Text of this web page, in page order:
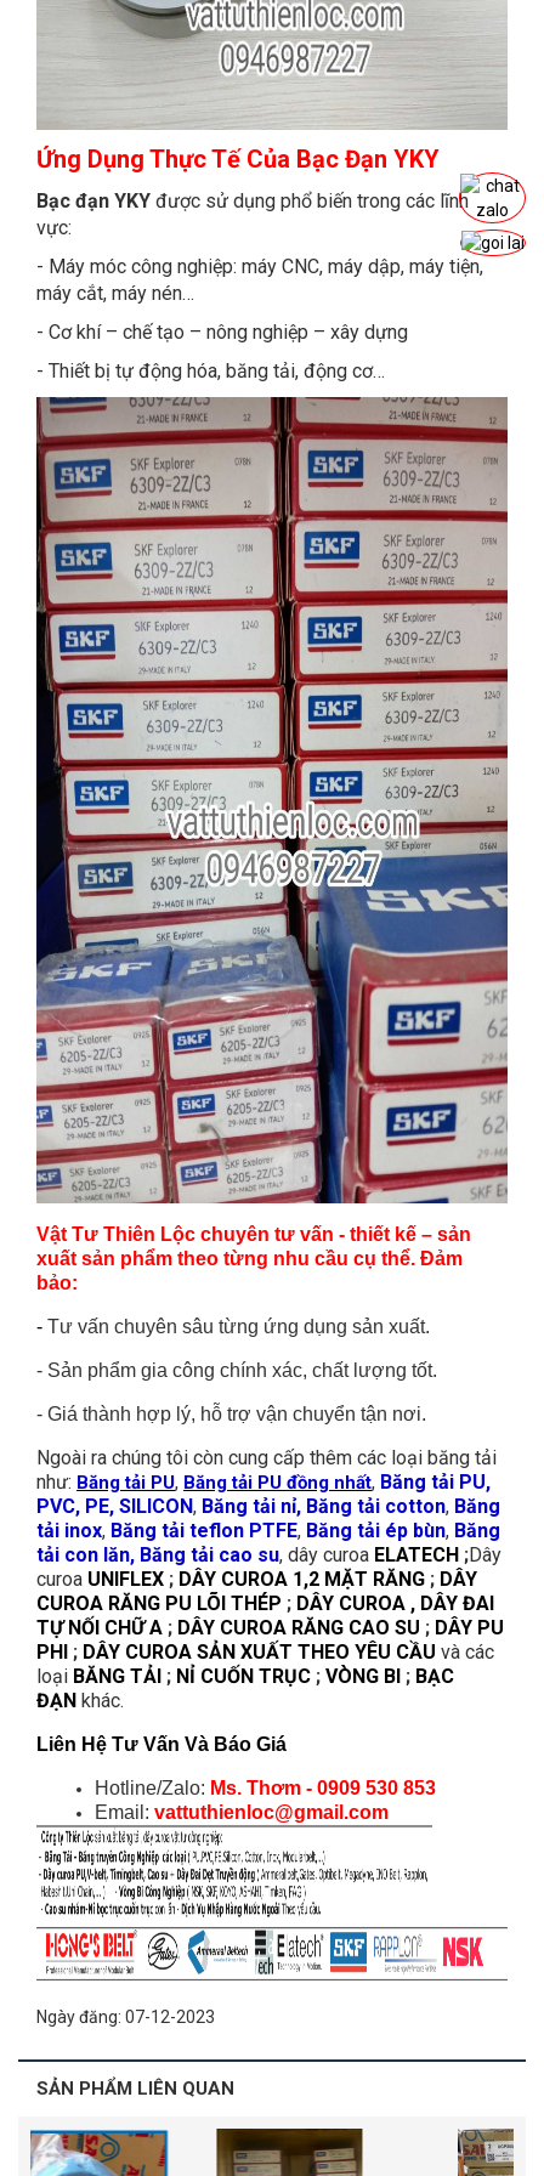
Ứng Dụng Thực Tế Của Bạc Đạn YKY
Bạc đạn YKY được sử dụng phổ biến trong các lĩnh
vực:
- Máy móc công nghiệp: máy CNC, máy dập, máy tiện,
máy cắt, máy nén…
- Cơ khí – chế tạo – nông nghiệp – xây dựng
- Thiết bị tự động hóa, băng tải, động cơ…
Vật Tư Thiên Lộc chuyên tư vấn - thiết kế – sản
xuất sản phẩm theo từng nhu cầu cụ thể. Đảm
bảo:
- Tư vấn chuyên sâu từng ứng dụng sản xuất.
- Sản phẩm gia công chính xác, chất lượng tốt.
- Giá thành hợp lý, hỗ trợ vận chuyển tận nơi.
Ngoài ra chúng tôi còn cung cấp thêm các loại băng tải
như: Băng tải PU, Băng tải PU đồng nhất, Băng tải PU,
PVC, PE, SILICON, Băng tải nỉ, Băng tải cotton, Băng
tải inox, Băng tải teflon PTFE, Băng tải ép bùn, Băng
tải con lăn, Băng tải cao su, dây curoa ELATECH ;Dây
curoa UNIFLEX ; DÂY CUROA 1,2 MẶT RĂNG ; DÂY
CUROA RĂNG PU LÕI THÉP ; DÂY CUROA , DÂY ĐAI
TỰ NỐI CHỮ A ; DÂY CUROA RĂNG CAO SU ; DÂY PU
PHI
; DÂY CUROA SẢN XUẤT THEO YÊU CẦU và các
loại BĂNG TẢI ; NỈ CUỐN TRỤC ; VÒNG BI ; BẠC
ĐẠN khác.
Liên Hệ Tư Vấn Và Báo Giá
Hotline/Zalo: Ms. Thơm - 0909 530 853
Email: vattuthienloc@gmail.com
Ngày đăng: 07-12-2023
SẢN PHẨM LIÊN QUAN